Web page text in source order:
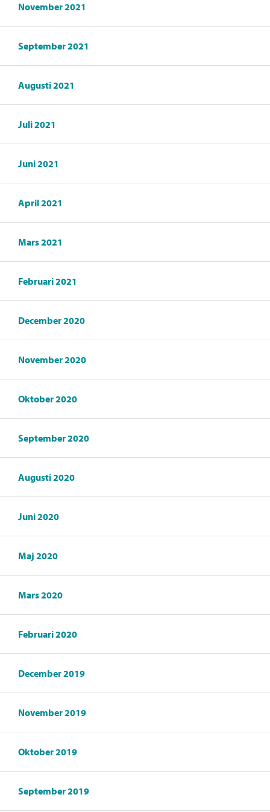
November 2021
September 2021
Augusti 2021
Juli 2021
Juni 2021
April 2021
Mars 2021
Februari 2021
December 2020
November 2020
Oktober 2020
September 2020
Augusti 2020
Juni 2020
Maj 2020
Mars 2020
Februari 2020
December 2019
November 2019
Oktober 2019
September 2019